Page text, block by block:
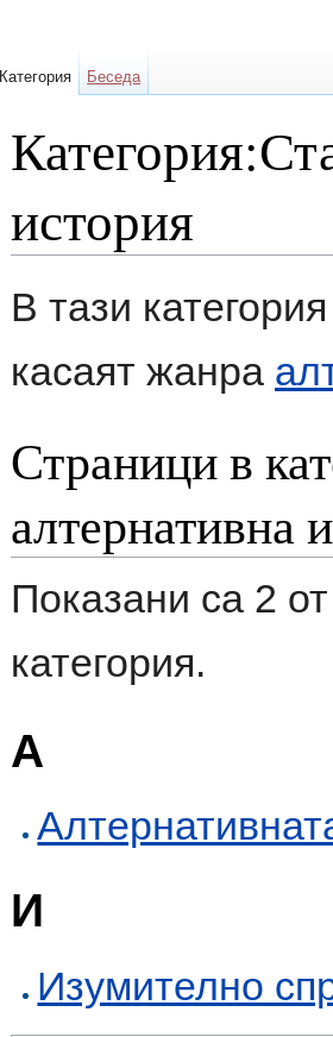
история
В тази
касаят жанра
Страници в
алтернативна
Показани са 2
категория.
А
И
Изумително
Категория Беседа